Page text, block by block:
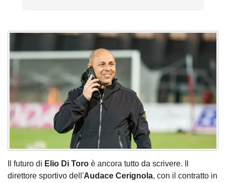
Il futuro di Elio Di Toro è ancora tutto da scrivere. Il
direttore sportivo dell'Audace Cerignola, con il contratto in